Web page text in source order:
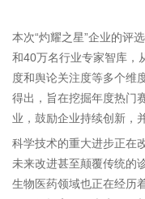
本次“灼耀之星”企业的评
和40万名行业专家智库，
度和舆论关注度等多个维
得出，旨在挖掘年度热门
业，鼓励企业持续创新，
科学技术的重大进步正在
未来改进甚至颠覆传统的
生物医药领域也正在经历